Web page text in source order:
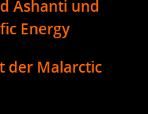
Ashanti und
Energy
der Malarctic